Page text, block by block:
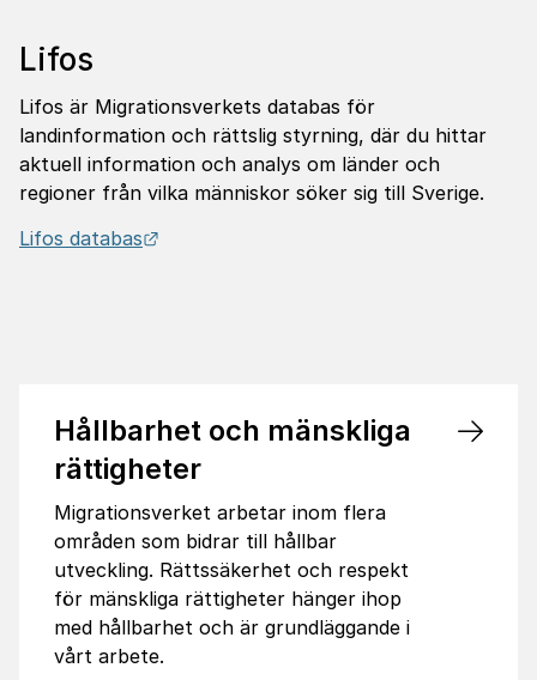
Lifos
Lifos är Migrationsverkets databas för
landinformation och rättslig styrning, där du hittar
aktuell information och analys om länder och
regioner från vilka människor söker sig till Sverige.
Lifos databas
Hållbarhet och mänskliga
rättigheter
Migrationsverket arbetar inom flera
områden som bidrar till hållbar
utveckling. Rättssäkerhet och respekt
för mänskliga rättigheter hänger ihop
med hållbarhet och är grundläggande i
vårt arbete.